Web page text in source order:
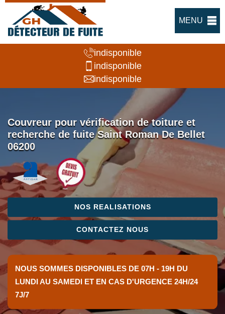
MENU
indisponible
indisponible
indisponible
Couvreur pour vérification de toiture et
recherche de fuite Saint Roman De Bellet
06200
NOS REALISATIONS
CONTACTEZ NOUS
NOUS SOMMES DISPONIBLES DE 07H - 19H DU
LUNDI AU SAMEDI ET EN CAS D'URGENCE 24H/24
7J/7